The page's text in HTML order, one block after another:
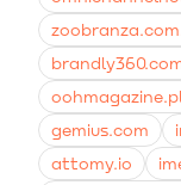
gemius.com
attomy.io